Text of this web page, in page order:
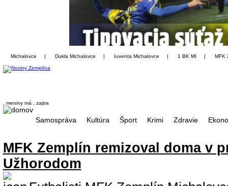
Michalovce | Dukla Michalovce | Iuventa Michalovce | 1 BK MI | MFK
, meniny má , zajtra
Samospráva Kultúra Šport Krimi Zdravie
MFK Zemplín remizoval doma v
Užhorodom